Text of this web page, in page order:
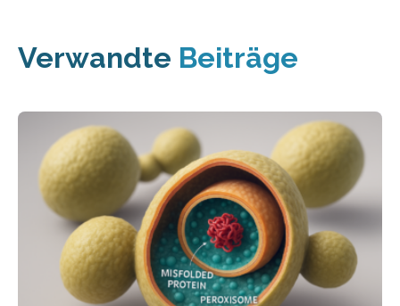
Verwandte Beiträge